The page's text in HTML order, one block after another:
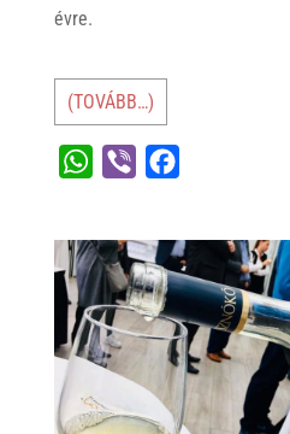
évre.
(TOVÁBB…)
t
s
A
p
p
e
r
e
b
o
o
k